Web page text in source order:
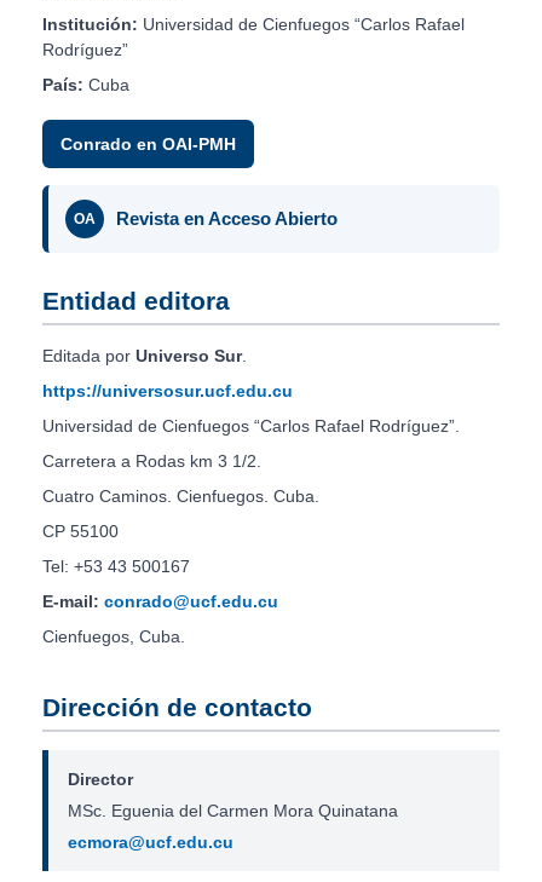
Institución: Universidad de Cienfuegos “Carlos Rafael
Rodríguez”
País: Cuba
Conrado en OAI-PMH
OA Revista en Acceso Abierto
Entidad editora
Editada por Universo Sur.
https://universosur.ucf.edu.cu
Universidad de Cienfuegos “Carlos Rafael Rodríguez”.
Carretera a Rodas km 3 1/2.
Cuatro Caminos. Cienfuegos. Cuba.
CP 55100
Tel: +53 43 500167
E-mail: conrado@ucf.edu.cu
Cienfuegos, Cuba.
Dirección de contacto
Director
MSc. Eguenia del Carmen Mora Quinatana
ecmora@ucf.edu.cu